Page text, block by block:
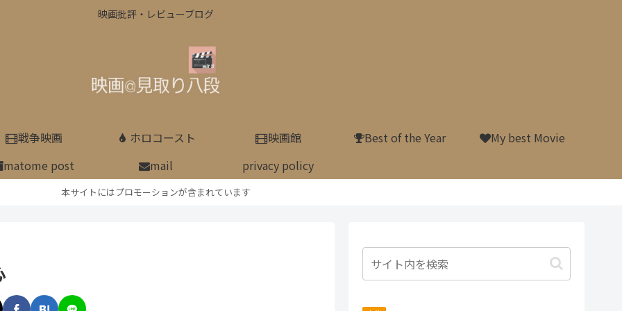
映画批評・レビューブログ
戦争映画 ホロコースト 映画館 Best of the Year
My best Movie
matome post
mail privacy policy
本サイトにはプロモーションが含まれています